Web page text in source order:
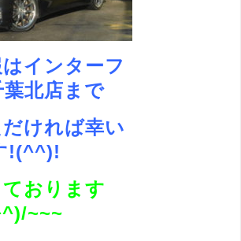
インターフ
葉北店まで
ければ幸い
!(^^)!
おります
~~~